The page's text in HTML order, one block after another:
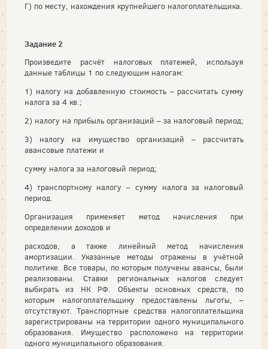
Г) по месту, нахождения крупнейшего налогоплательщика.
Задание 2
Произведите расчёт налоговых платежей, используя
данные таблицы 1 по следующим налогам:
1) налогу на добавленную стоимость – рассчитать сумму
налога за 4 кв.;
2) налогу на прибыль организаций – за налоговый период;
3) налогу на имущество организаций – рассчитать
авансовые платежи и
сумму налога за налоговый период;
4) транспортному налогу – сумму налога за налоговый
период.
Организация применяет метод начисления при
определении доходов и
расходов, а также линейный метод начисления
амортизации. Указанные методы отражены в учётной
политике. Все товары, по которым получены авансы, были
реализованы. Ставки региональных налогов следует
выбирать из НК РФ. Объекты основных средств, по
которым налогоплательщику предоставлены льготы, –
отсутствуют. Транспортные средства налогоплательщика
зарегистрированы на территории одного муниципального
образования. Имущество расположено на территории
одного муниципального образования.